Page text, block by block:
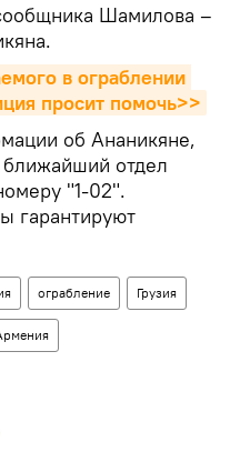
Шамилова –
в ограблении
просит помочь>>
об Ананикяне,
отдел
"1-02".
гарантируют
ограбление Грузия